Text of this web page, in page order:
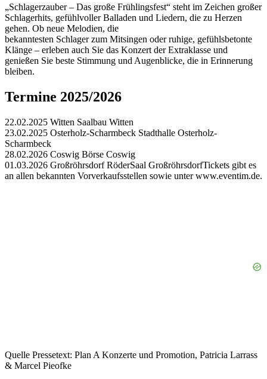
„Schlagerzauber – Das große Frühlingsfest“ steht im Zeichen großer
Schlagerhits, gefühlvoller Balladen und Liedern, die zu Herzen
gehen. Ob neue Melodien, die
bekanntesten Schlager zum Mitsingen oder ruhige, gefühlsbetonte
Klänge – erleben auch Sie das Konzert der Extraklasse und
genießen Sie beste Stimmung und Augenblicke, die in Erinnerung
bleiben.
Termine 2025/2026
22.02.2025 Witten Saalbau Witten
23.02.2025 Osterholz-Scharmbeck Stadthalle Osterholz-
Scharmbeck
28.02.2026 Coswig Börse Coswig
01.03.2026 Großröhrsdorf RöderSaal GroßröhrsdorfTickets gibt es
an allen bekannten Vorverkaufsstellen sowie unter www.eventim.de.
Quelle Pressetext: Plan A Konzerte und Promotion, Patricia Larrass
& Marcel Pieofke